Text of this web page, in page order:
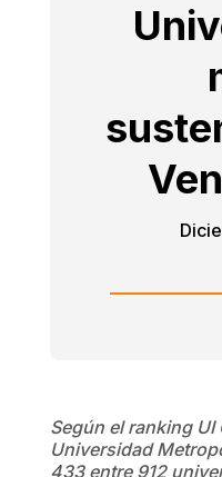
Según el ranking
Universidad
433 entre 912